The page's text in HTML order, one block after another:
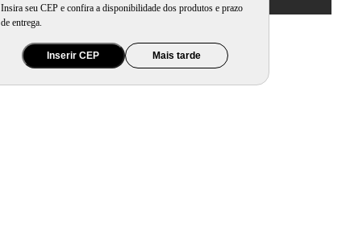
Insira seu CEP e confira a disponibilidade dos produtos e prazo
de entrega.
Inserir CEP Mais tarde